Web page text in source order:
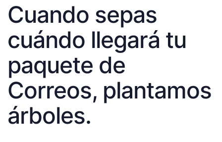
Cuando sepas
cuándo llegará tu
paquete de
Correos, plantamos
árboles.